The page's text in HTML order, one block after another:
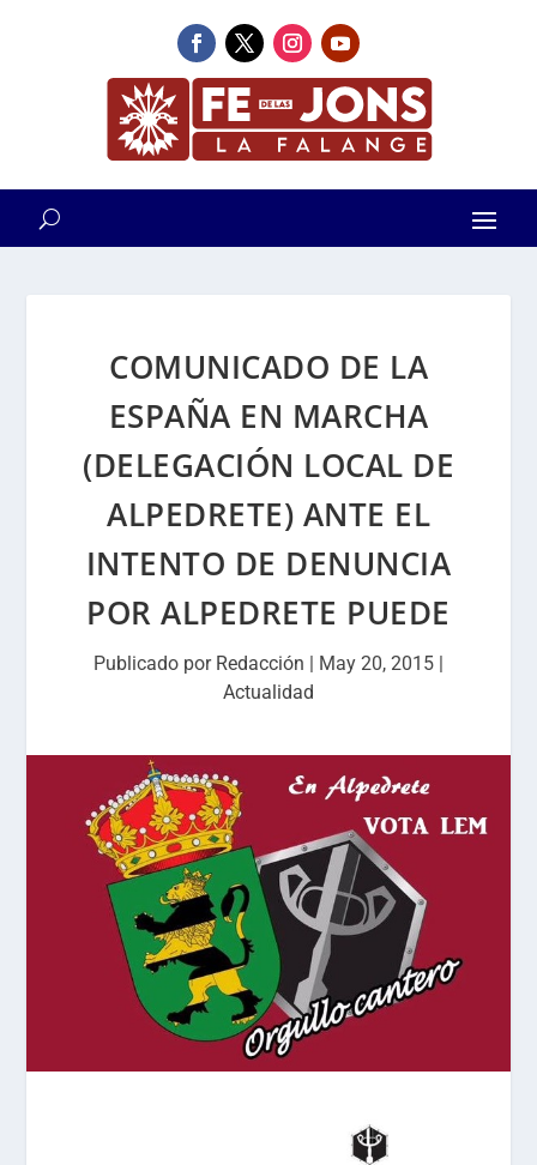
COMUNICADO DE LA
ESPAÑA EN MARCHA
(DELEGACIÓN LOCAL DE
ALPEDRETE) ANTE EL
INTENTO DE DENUNCIA
POR ALPEDRETE PUEDE
Publicado por Redacción | May 20, 2015 |
Actualidad